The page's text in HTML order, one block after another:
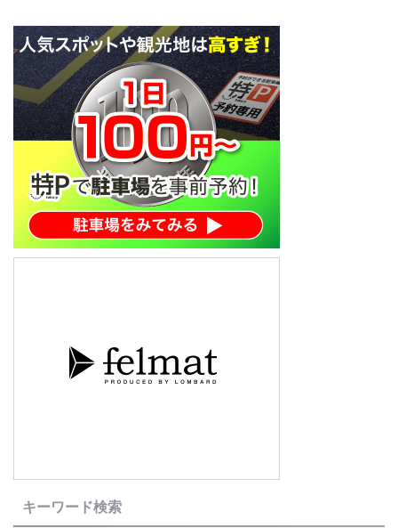
けたい意思はありました。 ...
キーワード検索